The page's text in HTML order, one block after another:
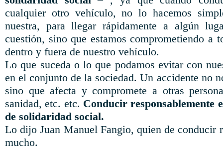
cualquier otro vehículo, no lo hacemos
nuestra, para llegar rápidamente a algún
cuestión, sino que estamos comprometiendo a
dentro y fuera de nuestro vehículo.
Lo que suceda o lo que podamos evitar con
en el conjunto de la sociedad. Un accidente no
sino que afecta y compromete a otras
sanidad, etc. etc. Conducir responsablemente
de solidaridad social.
Lo dijo Juan Manuel Fangio, quien de conducir
mucho.